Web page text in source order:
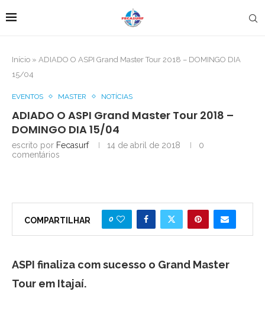
Início » ADIADO O ASPI Grand Master Tour 2018 – DOMINGO DIA
15/04
EVENTOS MASTER NOTÍCIAS
ADIADO O ASPI Grand Master Tour 2018 –
DOMINGO DIA 15/04
escrito por Fecasurf 14 de abril de 2018
0
comentários
COMPARTILHAR 0
ASPI finaliza com sucesso o Grand Master
Tour em Itajaí.